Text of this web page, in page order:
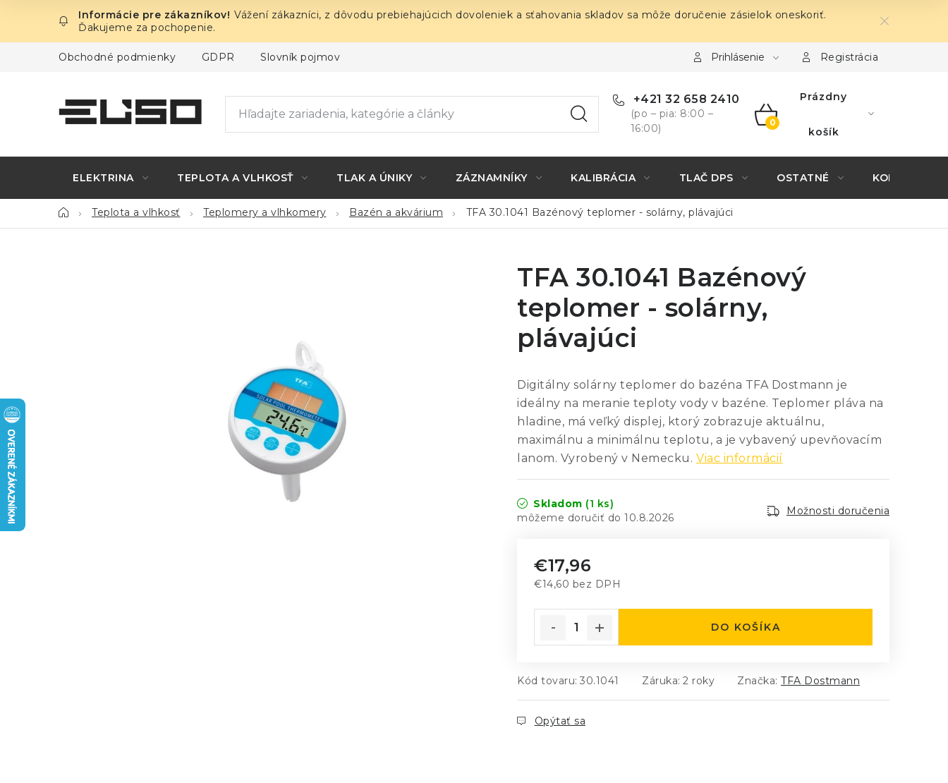
obsah
Vážení zákazníci, z dôvodu prebiehajúcich dovoleniek a sťahovania skladov sa môže doručenie zásielok oneskoriť.
Ďakujeme za pochopenie.
Obchodné podmienky GDPR Slovník pojmov Prihlásenie Registrácia
+421 32 658 2410
(po – pia: 8:00 –
16:00)
NÁKUPNÝ
Prázdny
košík
ELEKTRINA TEPLOTA A VLHKOSŤ TLAK A ÚNIKY ZÁZNAMNÍKY KALIBRÁCIA TLAČ DPS OSTATNÉ KONTAKTY
DomovTeplota a vlhkosť Teplomery a vlhkomery Bazén a akvárium TFA 30.1041 Bazénový teplomer - solárny, plávajúci
TFA 30.1041 Bazénový
teplomer - solárny,
plávajúci
Digitálny solárny teplomer do bazéna TFA Dostmann je
ideálny na meranie teploty vody v bazéne. Teplomer pláva na
hladine, má veľký displej, ktorý zobrazuje aktuálnu,
maximálnu a minimálnu teplotu, a je vybavený upevňovacím
lanom. Vyrobený v Nemecku. Viac informácií
Skladom (1 ks)
10.8.2026
Možnosti doručenia
€17,96
€14,60 bez DPH
DO KOŠÍKA
Kód tovaru: 30.1041 Záruka: 2 roky Značka: TFA Dostmann
Opýtať sa